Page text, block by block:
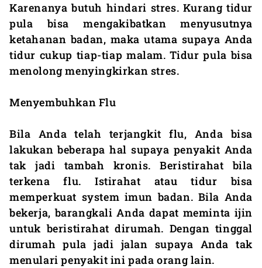
Karenanya butuh hindari stres. Kurang tidur
pula bisa mengakibatkan menyusutnya
ketahanan badan, maka utama supaya Anda
tidur cukup tiap-tiap malam. Tidur pula bisa
menolong menyingkirkan stres.
Menyembuhkan Flu
Bila Anda telah terjangkit flu, Anda bisa
lakukan beberapa hal supaya penyakit Anda
tak jadi tambah kronis. Beristirahat bila
terkena flu. Istirahat atau tidur bisa
memperkuat system imun badan. Bila Anda
bekerja, barangkali Anda dapat meminta ijin
untuk beristirahat dirumah. Dengan tinggal
dirumah pula jadi jalan supaya Anda tak
menulari penyakit ini pada orang lain.